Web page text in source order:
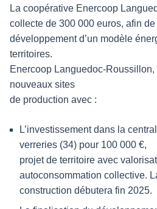
La coopérative Enercoop
collecte de 300 000 euros, afin
développement d’un modèle
territoires.
Enercoop Languedoc-
nouveaux sites
de production avec :
L’investissement dans la
verreries (34) pour 100 000 €,
projet de territoire avec
autoconsommation collective.
construction débutera fin 2025.